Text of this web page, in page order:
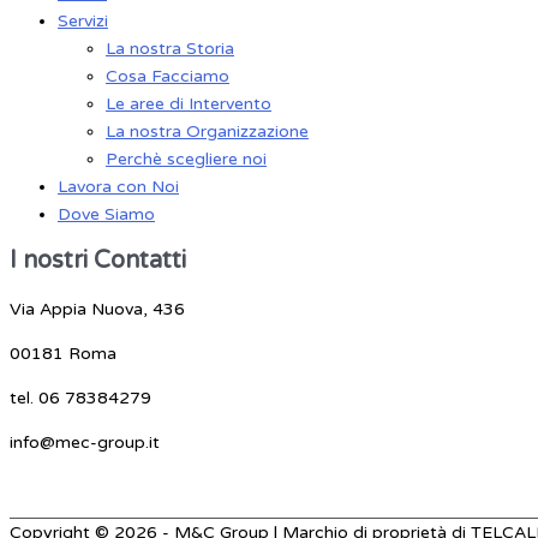
Servizi
La nostra Storia
Cosa Facciamo
Le aree di Intervento
La nostra Organizzazione
Perchè scegliere noi
Lavora con Noi
Dove Siamo
I nostri Contatti
Via Appia Nuova, 436
00181 Roma
tel. 06 78384279
info@mec-group.it
Copyright © 2026 - M&C Group | Marchio di proprietà di